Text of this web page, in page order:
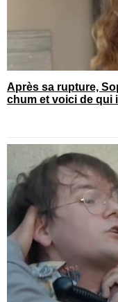
Après sa rupture,
chum et voici de qui